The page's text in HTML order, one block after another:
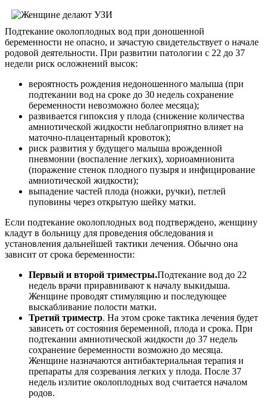
Подтекание околоплодных вод при доношенной
беременности не опасно, и зачастую свидетельствует о начале
родовой деятельности. При развитии патологии с 22 до 37
недели риск осложнений высок:
вероятность рождения недоношенного малыша (при
подтекании вод на сроке до 30 недель сохранение
беременности невозможно более месяца);
развивается гипоксия у плода (снижение количества
амниотической жидкости неблагоприятно влияет на
маточно-плацентарный кровоток);
риск развития у будущего малыша врожденной
пневмонии (воспаление легких), хориоамнионита
(поражение стенок плодного пузыря и инфицирование
амниотической жидкости);
выпадение частей плода (ножки, ручки), петлей
пуповины через открытую шейку матки.
Если подтекание околоплодных вод подтверждено, женщину
кладут в больницу для проведения обследования и
установления дальнейшей тактики лечения. Обычно она
зависит от срока беременности:
Первый и второй триместры.Подтекание вод до 22
недель врачи приравнивают к началу выкидыша.
Женщине проводят стимуляцию и последующее
выскабливание полости матки.
Третий триместр. На этом сроке тактика лечения будет
зависеть от состояния беременной, плода и срока. При
подтекании амниотической жидкости до 37 недель
сохранение беременности возможно до месяца.
Женщине назначаются антибактериальная терапия и
препараты для созревания легких у плода. После 37
недель излитие околоплодных вод считается началом
родов.